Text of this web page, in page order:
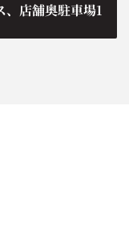
、店舗奥駐車場1